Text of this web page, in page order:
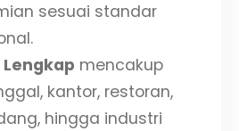
sesuai standar
mencakup
kantor, restoran,
hingga industri